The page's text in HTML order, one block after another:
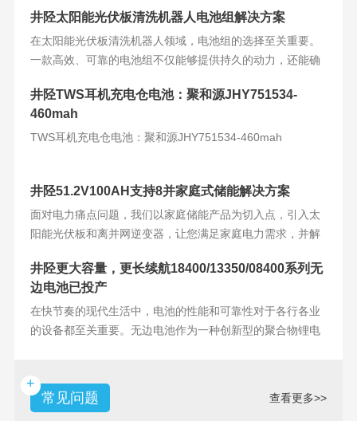
井陉太阳能光伏板清洗机器人电池组解决方案
在太阳能光伏板清洗机器人领域，电池组的选择至关重要。
一款高效、可靠的电池组不仅能够提供持久的动力，还能确
井陉TWS耳机充电仓电池：聚和源JHY751534-
460mah
TWS耳机充电仓电池：聚和源JHY751534-460mah
井陉51.2V100AH支持8并家庭式储能解决方案
面对电力痛点问题，我们以家庭储能产品为切入点，引入太
阳能光伏板和离并网逆变器，让您满足家庭电力需求，并解
井陉更大容量，更长续航18400/13350/08400系列无
边电池已投产
在快节奏的现代生活中，电池的性能和可靠性对于各行各业
的设备都至关重要。无边电池作为一种创新型的聚合物锂电
+
常见问题
查看更多>>